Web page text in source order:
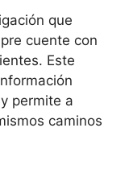
que
cuente con
Este
permite a
caminos